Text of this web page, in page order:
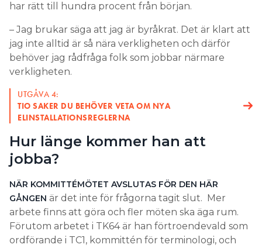
har rätt till hundra procent från början.
– Jag brukar säga att jag är byråkrat. Det är klart att
jag inte alltid är så nära verkligheten och därför
behöver jag rådfråga folk som jobbar närmare
verkligheten.
UTGÅVA 4:
TIO SAKER DU BEHÖVER VETA OM NYA
ELINSTALLATIONSREGLERNA
Hur länge kommer han att
jobba?
NÄR KOMMITTÉMÖTET AVSLUTAS FÖR DEN HÄR
GÅNGEN är det inte för frågorna tagit slut. Mer
arbete finns att göra och fler möten ska äga rum.
Förutom arbetet i TK64 är han förtroendevald som
ordförande i TC1, kommittén för terminologi, och